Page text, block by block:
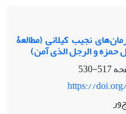
نجیب کیلانی (مطالعۀ
حمزه و الرجل الذی آمن)
517-530
https://